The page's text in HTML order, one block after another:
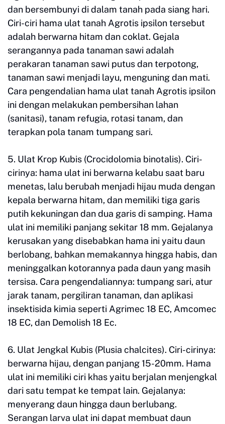
dan bersembunyi di dalam tanah pada siang hari.
Ciri-ciri hama ulat tanah Agrotis ipsilon tersebut
adalah berwarna hitam dan coklat. Gejala
serangannya pada tanaman sawi adalah
perakaran tanaman sawi putus dan terpotong,
tanaman sawi menjadi layu, menguning dan mati.
Cara pengendalian hama ulat tanah Agrotis ipsilon
ini dengan melakukan pembersihan lahan
(sanitasi), tanam refugia, rotasi tanam, dan
terapkan pola tanam tumpang sari.
5. Ulat Krop Kubis (Crocidolomia binotalis). Ciri-
cirinya: hama ulat ini berwarna kelabu saat baru
menetas, lalu berubah menjadi hijau muda dengan
kepala berwarna hitam, dan memiliki tiga garis
putih kekuningan dan dua garis di samping. Hama
ulat ini memiliki panjang sekitar 18 mm. Gejalanya
kerusakan yang disebabkan hama ini yaitu daun
berlobang, bahkan memakannya hingga habis, dan
meninggalkan kotorannya pada daun yang masih
tersisa. Cara pengendaliannya: tumpang sari, atur
jarak tanam, pergiliran tanaman, dan aplikasi
insektisida kimia seperti Agrimec 18 EC, Amcomec
18 EC, dan Demolish 18 Ec.
6. Ulat Jengkal Kubis (Plusia chalcites). Ciri-cirinya:
berwarna hijau, dengan panjang 15-20mm. Hama
ulat ini memiliki ciri khas yaitu berjalan menjengkal
dari satu tempat ke tempat lain. Gejalanya:
menyerang daun hingga daun berlubang.
Serangan larva ulat ini dapat membuat daun